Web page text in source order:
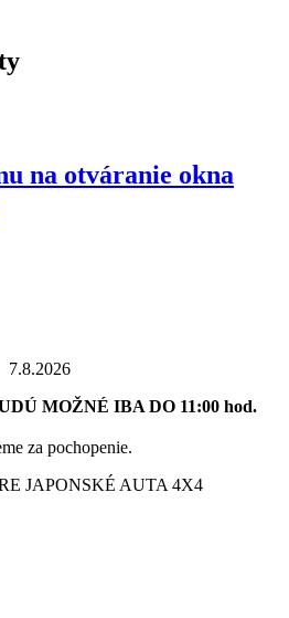
na otváranie okna
7.8.2026
MOŽNÉ IBA DO 11:00 hod.
za pochopenie.
JAPONSKÉ AUTA 4X4